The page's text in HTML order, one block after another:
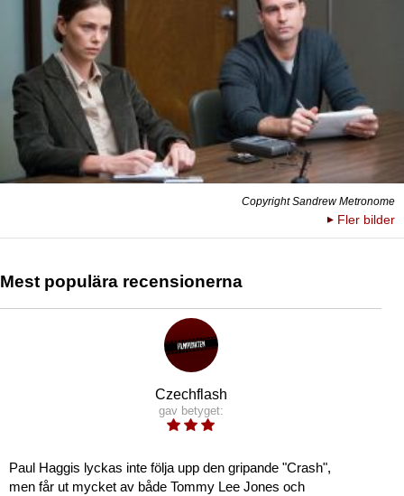
Copyright Sandrew Metronome
Fler bilder
Mest populära recensionerna
Czechflash
gav betyget:
Paul Haggis lyckas inte följa upp den gripande "Crash",
men får ut mycket av både Tommy Lee Jones och